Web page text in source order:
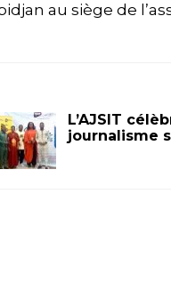
au siège de
L’AJSIT
journalisme